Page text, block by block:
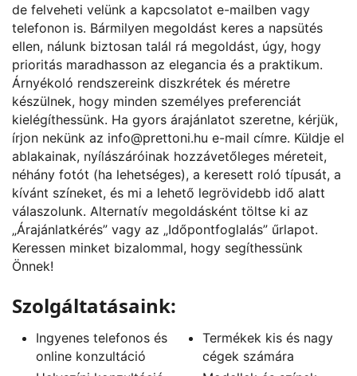
de felveheti velünk a kapcsolatot e-mailben vagy
telefonon is. Bármilyen megoldást keres a napsütés
ellen, nálunk biztosan talál rá megoldást, úgy, hogy
prioritás maradhasson az elegancia és a praktikum.
Árnyékoló rendszereink diszkrétek és méretre
készülnek, hogy minden személyes preferenciát
kielégíthessünk. Ha gyors árajánlatot szeretne, kérjük,
írjon nekünk az info@prettoni.hu e-mail címre. Küldje el
ablakainak, nyílászáróinak hozzávetőleges méreteit,
néhány fotót (ha lehetséges), a keresett roló típusát, a
kívánt színeket, és mi a lehető legrövidebb idő alatt
válaszolunk. Alternatív megoldásként töltse ki az
„Árajánlatkérés” vagy az „Időpontfoglalás” űrlapot.
Keressen minket bizalommal, hogy segíthessünk
Önnek!
Szolgáltatásaink:
Ingyenes telefonos és
online konzultáció
Termékek kis és nagy
cégek számára